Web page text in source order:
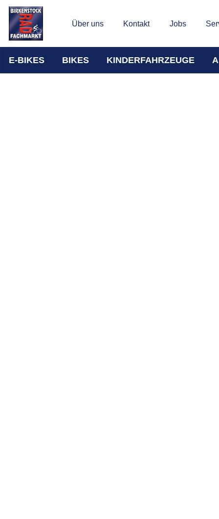
Über uns Kontakt Jobs
E-BIKES BIKES KINDERFAHRZEUGE